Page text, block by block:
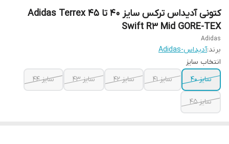
کتونی آدیداس ترکس سایز ۴۰ تا ۴۵ Adidas Terrex
Swift R3 Mid GORE-TEX
Adidas
برند:آدیداس-Adidas
انتخاب سایز
سایز ۴۰
سایز ۴۱ سایز ۴۲ سایز ۴۳ سایز ۴۴
سایز ۴۵